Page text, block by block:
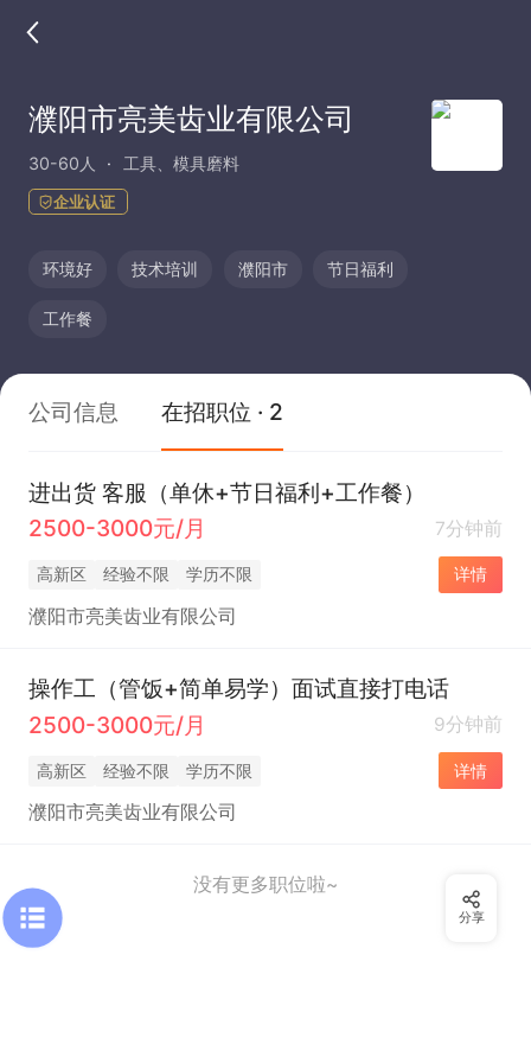
濮阳市亮美齿业有限公司
30-60人 工具、模具磨料
企业认证
环境好 技术培训 濮阳市 节日福利
工作餐
公司信息 在招职位 · 2
进出货 客服（单休+节日福利+工作餐）
2500-3000元/月
7分钟前
高新区 经验不限 学历不限 详情
濮阳市亮美齿业有限公司
操作工（管饭+简单易学）面试直接打电话
2500-3000元/月
9分钟前
高新区 经验不限 学历不限 详情
濮阳市亮美齿业有限公司
没有更多职位啦~
分享